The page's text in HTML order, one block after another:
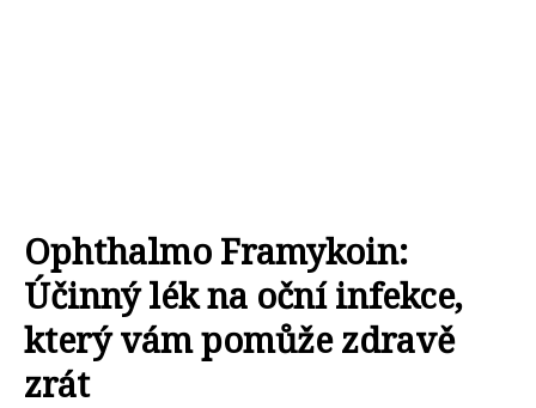
Ophthalmo Framykoin:
Účinný lék na oční infekce,
který vám pomůže zdravě
zrát